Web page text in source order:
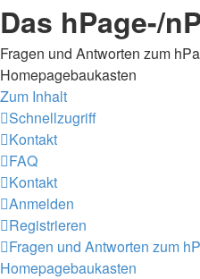
Das hPage-/
Fragen und Antworten zum
Homepagebaukasten
Zum Inhalt
Schnellzugriff
Kontakt
FAQ
Kontakt
Anmelden
Registrieren
Fragen und Antworten zum
Homepagebaukasten